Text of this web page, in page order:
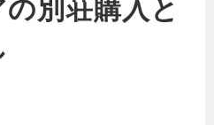
別荘購入と